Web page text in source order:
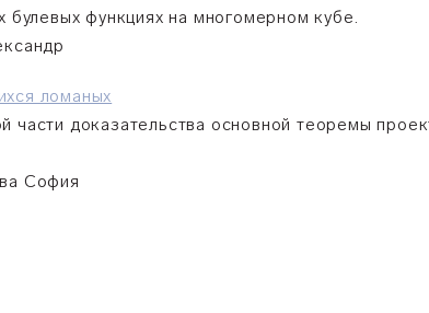
булевых функциях на многомерном кубе.
ломаных
части доказательства основной теоремы
София